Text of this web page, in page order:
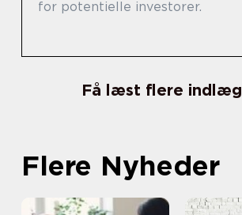
for potentielle investorer.
Få læst flere
Flere Nyheder